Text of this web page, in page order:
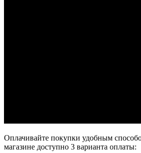
Оплачивайте покупки удобным
магазине доступно 3 варианта оплаты: